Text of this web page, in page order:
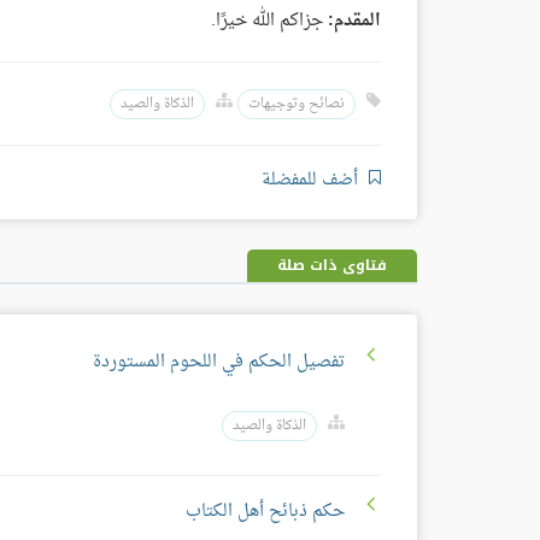
المقدم:جزاكم الله خيرًا.
نصائح وتوجيهات الذكاة والصيد
أضف للمفضلة
فتاوى ذات صلة
تفصيل الحكم في اللحوم المستوردة
الذكاة والصيد
حكم ذبائح أهل الكتاب